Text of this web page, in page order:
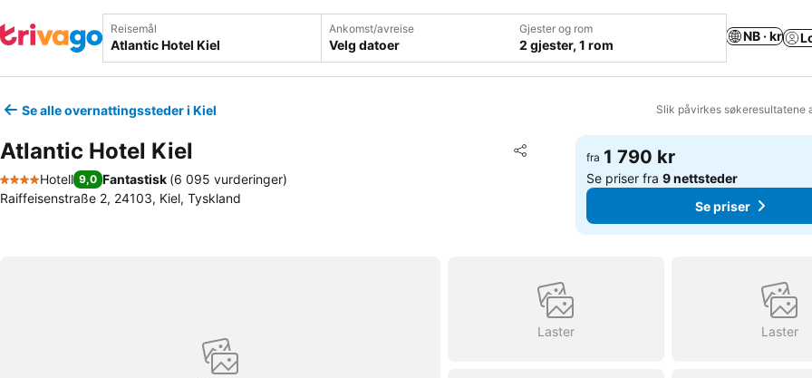
Reisemål Ankomst/avreise
Velg datoer
Gjester og rom
2 gjester, 1 rom
NB · kr
Se alle overnattingssteder i Kiel Slik påvirkes søkeresultatene
Atlantic Hotel Kiel Del
Legg til i favoritter
4 Stjerner
Hotell 9,0 Fantastisk (6 095 vurderinger)
Raiffeisenstraße 2, 24103, Kiel, Tyskland
fra 1 790 kr
Se priser fra9 nettsteder
Se priser
Laster Laster